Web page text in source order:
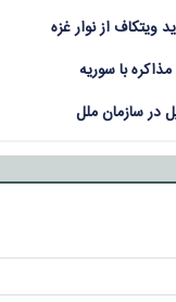
ویتکاف از نوار غزه
با سوریه
در سازمان ملل